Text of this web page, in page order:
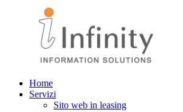
Home
Servizi
Sito web in leasing